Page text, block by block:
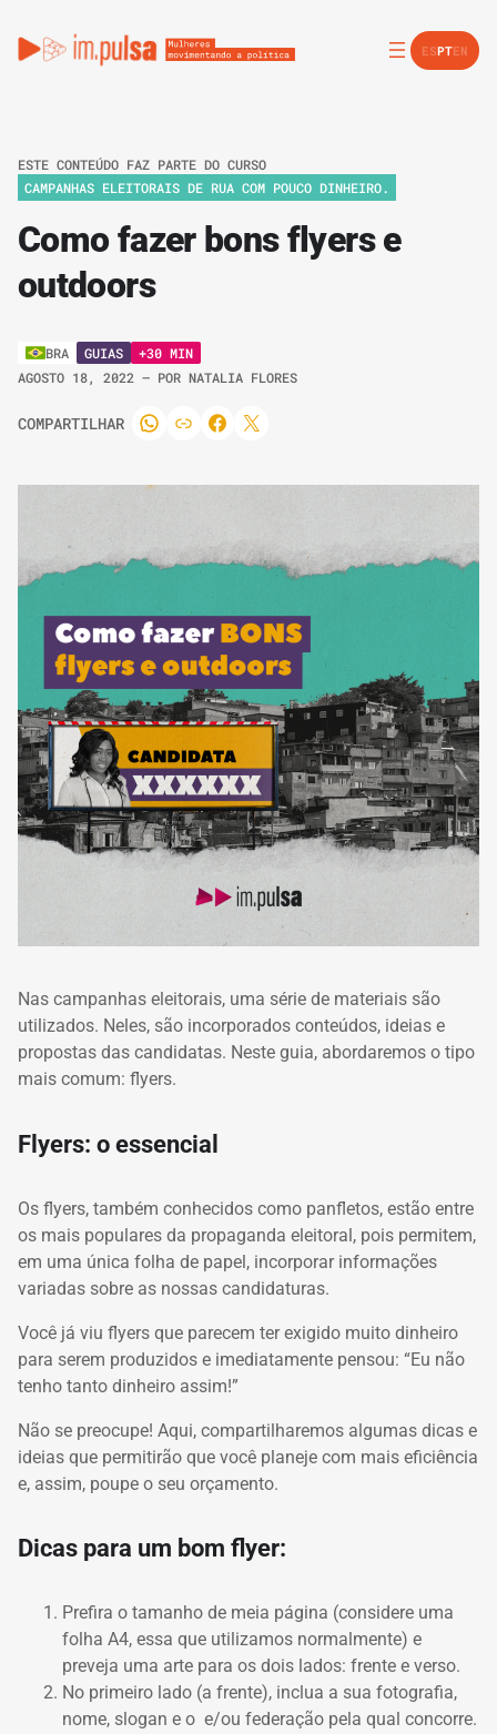
ESPTEN
ESTE CONTEÚDO FAZ PARTE DO CURSO
CAMPANHAS ELEITORAIS DE RUA COM POUCO DINHEIRO.
Como fazer bons flyers e
outdoors
BRA GUIAS
+30 MIN
AGOSTO 18, 2022 – POR NATALIA FLORES
COMPARTILHAR
Nas campanhas eleitorais, uma série de materiais são
utilizados. Neles, são incorporados conteúdos, ideias e
propostas das candidatas. Neste guia, abordaremos o tipo
mais comum: flyers.
Flyers: o essencial
Os flyers, também conhecidos como panfletos, estão entre
os mais populares da propaganda eleitoral, pois permitem,
em uma única folha de papel, incorporar informações
variadas sobre as nossas candidaturas.
Você já viu flyers que parecem ter exigido muito dinheiro
para serem produzidos e imediatamente pensou: “Eu não
tenho tanto dinheiro assim!”
Não se preocupe! Aqui, compartilharemos algumas dicas e
ideias que permitirão que você planeje com mais eficiência
e, assim, poupe o seu orçamento.
Dicas para um bom flyer:
Prefira o tamanho de meia página (considere uma
folha A4, essa que utilizamos normalmente) e
preveja uma arte para os dois lados: frente e verso.
No primeiro lado (a frente), inclua a sua fotografia,
nome, slogan e o e/ou federação pela qual concorre.